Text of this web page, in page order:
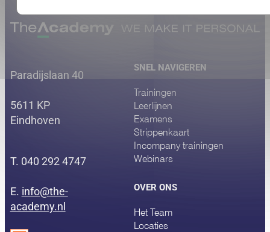
Paradijslaan 40
5611 KP
Eindhoven
T. 040 292 4747
E. info@the-
academy.nl
SNEL NAVIGEREN
Trainingen
Leerlijnen
Examens
Strippenkaart
Incompany trainingen
Webinars
OVER ONS
Het Team
Locaties